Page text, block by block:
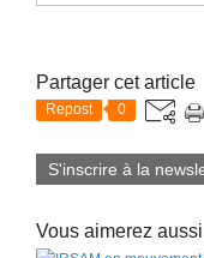
Partager cet article
Repost 0
S'inscrire à la
Vous aimerez aussi